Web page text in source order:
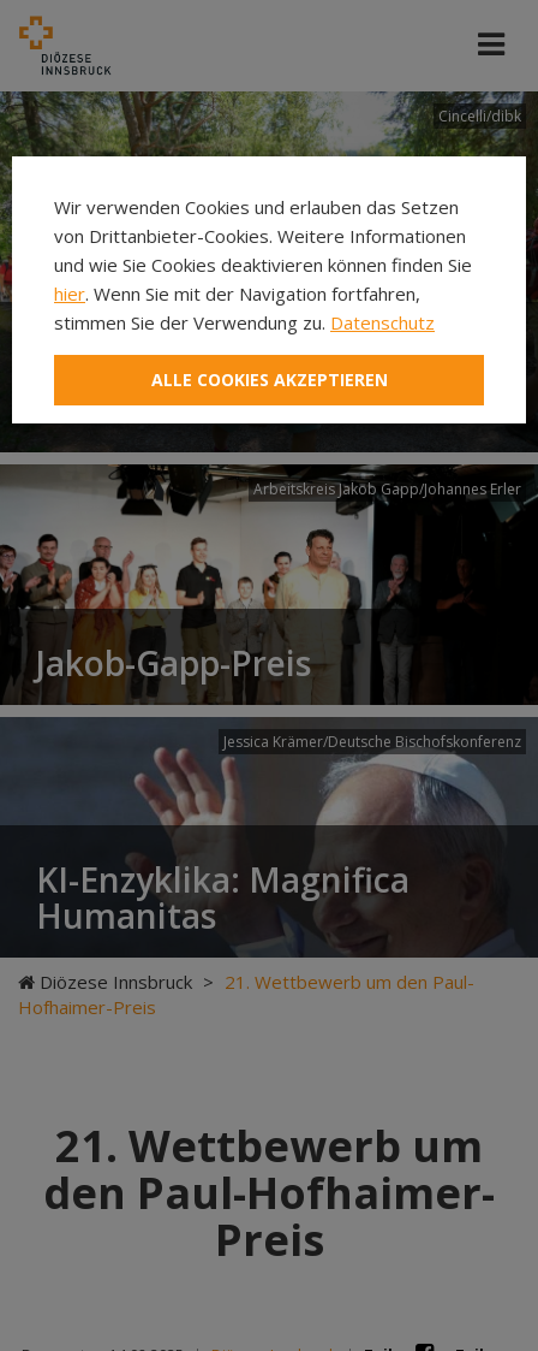
Cincelli/dibk
Neuer Pilgerweg Via
Laudato si’
Arbeitskreis Jakob Gapp/Johannes Erler
Jakob-Gapp-Preis
Jessica Krämer/Deutsche Bischofskonferenz
KI-Enzyklika: Magnifica
Humanitas
Diözese Innsbruck > 21. Wettbewerb um den Paul-
Hofhaimer-Preis
21. Wettbewerb um
den Paul-Hofhaimer-
Preis
Wir verwenden Cookies und erlauben das Setzen
von Drittanbieter-Cookies. Weitere Informationen
und wie Sie Cookies deaktivieren können finden Sie
hier. Wenn Sie mit der Navigation fortfahren,
stimmen Sie der Verwendung zu. Datenschutz
ALLE COOKIES AKZEPTIEREN